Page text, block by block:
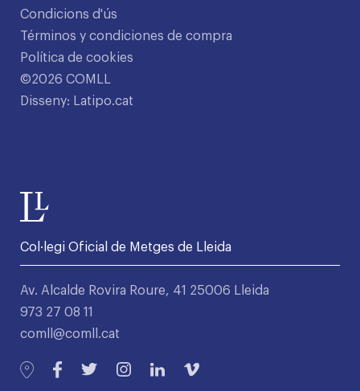
Condicions d'ús
Términos y condiciones de compra
Política de cookies
©2026 COMLL
Disseny: Latipo.cat
Col·legi Oficial de Metges de Lleida
Av. Alcalde Rovira Roure, 41 25006 Lleida
973 27 08 11
comll@comll.cat